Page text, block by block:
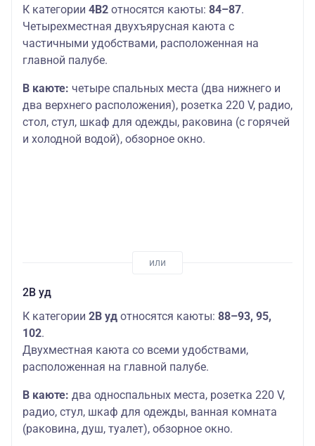
К категории 4В2 относятся каюты: 84–87.
Четырехместная двухъярусная каюта с
частичными удобствами, расположенная на
главной палубе.
В каюте: четыре спальных места (два нижнего и
два верхнего расположения), розетка 220 V, радио,
стол, стул, шкаф для одежды, раковина (с горячей
и холодной водой), обзорное окно.
2В уд
К категории 2В уд относятся каюты: 88–93, 95,
102.
Двухместная каюта со всеми удобствами,
расположенная на главной палубе.
В каюте: два односпальных места, розетка 220 V,
радио, стул, шкаф для одежды, ванная комната
(раковина, душ, туалет), обзорное окно.